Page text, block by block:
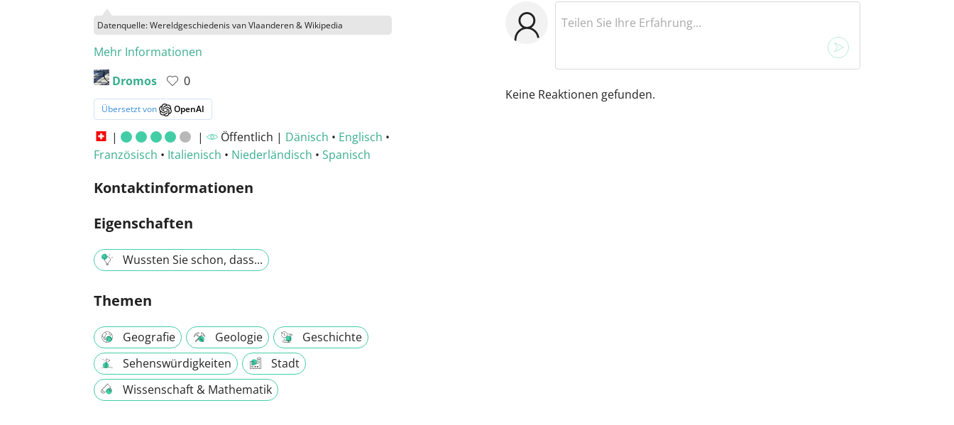
Datenquelle: Wereldgeschiedenis van Vlaanderen & Wikipedia
Mehr Informationen
Dromos
0
Übersetzt von OpenAI
| | Öffentlich | Dänisch • Englisch •
Französisch • Italienisch • Niederländisch • Spanisch
Kontaktinformationen
Eigenschaften
Wussten Sie schon, dass...
Themen
Geografie Geologie
Geschichte
Sehenswürdigkeiten
Stadt
Wissenschaft & Mathematik
Keine Reaktionen gefunden.